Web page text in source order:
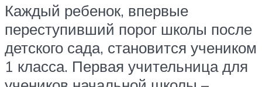
Каждый ребенок, впервые
переступивший порог школы после
детского сада, становится учеником
1 класса. Первая учительница для